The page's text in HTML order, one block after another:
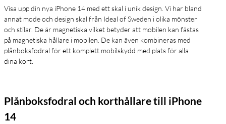
Visa upp din nya iPhone 14 med ett skal i unik design. Vi har bland
annat mode och design skal från Ideal of Sweden i olika mönster
och stilar. De är magnetiska vilket betyder att mobilen kan fästas
på magnetiska hållare i mobilen. De kan även kombineras med
plånboksfodral för ett komplett mobilskydd med plats för alla
dina kort.
Plånboksfodral och korthållare till iPhone
14